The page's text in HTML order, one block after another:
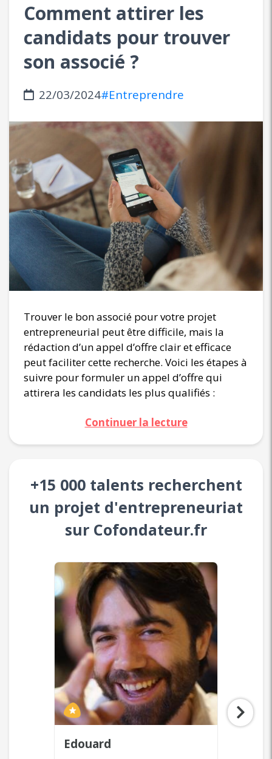
Comment attirer les
candidats pour trouver
son associé ?
22/03/2024#Entreprendre
Trouver le bon associé pour votre projet
entrepreneurial peut être difficile, mais la
rédaction d’un appel d’offre clair et efficace
peut faciliter cette recherche. Voici les étapes à
suivre pour formuler un appel d’offre qui
attirera les candidats les plus qualifiés :
Continuer la lecture
+15 000 talents recherchent
un projet d'entrepreneuriat
sur Cofondateur.fr
Laurent